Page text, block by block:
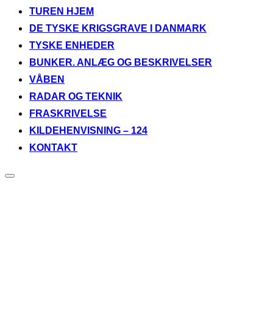
TUREN HJEM
DE TYSKE KRIGSGRAVE I DANMARK
TYSKE ENHEDER
BUNKER. ANLÆG OG BESKRIVELSER
VÅBEN
RADAR OG TEKNIK
FRASKRIVELSE
KILDEHENVISNING – 124
KONTAKT
Slå